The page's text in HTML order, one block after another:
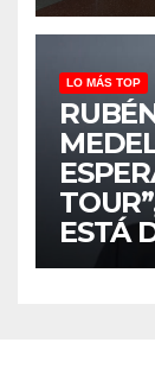
LO MÁS TOP
ESTÁ